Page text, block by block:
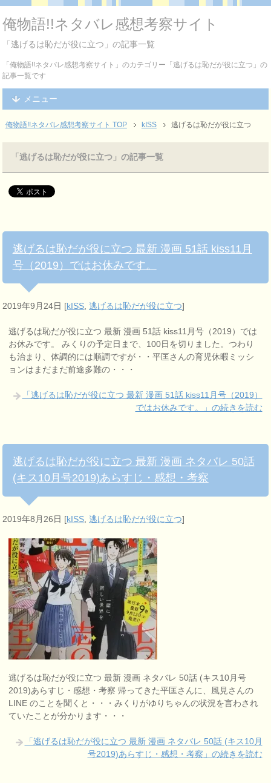
俺物語!!ネタバレ感想考察サイト
「逃げるは恥だが役に立つ」の記事一覧
「俺物語!!ネタバレ感想考察サイト」のカテゴリー「逃げるは恥だが役に立つ」の
記事一覧です
メニュー
俺物語!!ネタバレ感想考察サイト TOP kISS 逃げるは恥だが役に立つ
「逃げるは恥だが役に立つ」の記事一覧
逃げるは恥だが役に立つ 最新 漫画 51話 kiss11月
号（2019）ではお休みです。
2019年9月24日 [kISS,逃げるは恥だが役に立つ]
逃げるは恥だが役に立つ 最新 漫画 51話 kiss11月号（2019）では
お休みです。 みくりの予定日まで、100日を切りました。つわり
も治まり、体調的には順調ですが・・平匡さんの育児休暇ミッシ
ョンはまだまだ前途多難の・・・
「逃げるは恥だが役に立つ 最新 漫画 51話 kiss11月号（2019）
ではお休みです。」の続きを読む
逃げるは恥だが役に立つ 最新 漫画 ネタバレ 50話
(キス10月号2019)あらすじ・感想・考察
2019年8月26日 [kISS ,逃げるは恥だが役に立つ]
逃げるは恥だが役に立つ 最新 漫画 ネタバレ 50話 (キス10月号
2019)あらすじ・感想・考察 帰ってきた平匡さんに、風見さんの
LINE のことを聞くと・・・みくりがゆりちゃんの状況を言わされ
ていたことが分かります・・・
「逃げるは恥だが役に立つ 最新 漫画 ネタバレ 50話 (キス10月
号2019)あらすじ・感想・考察」の続きを読む